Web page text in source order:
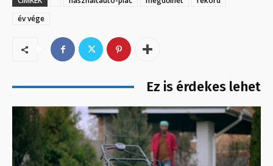
év vége
Ez is érdekes lehet